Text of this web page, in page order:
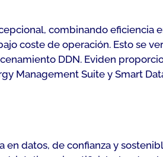
combinando eficiencia
coste de operación. Esto se
DDN. Eviden
Management Suite y Smart
datos, de confianza y